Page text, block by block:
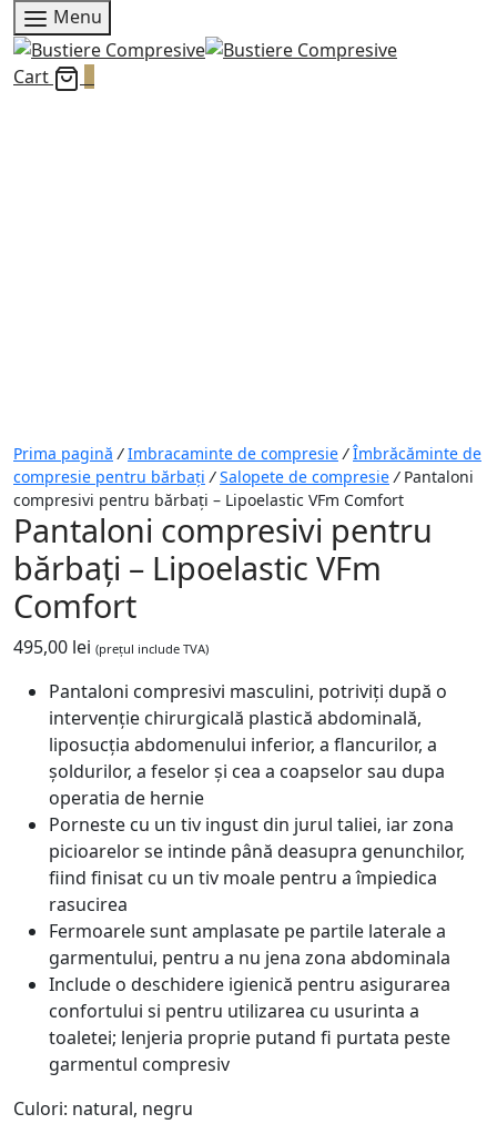
Menu
Cart
Prima pagină / Imbracaminte de compresie / Îmbrăcăminte de
compresie pentru bărbați / Salopete de compresie /Pantaloni
compresivi pentru bărbați – Lipoelastic VFm Comfort
Pantaloni compresivi pentru
bărbați – Lipoelastic VFm
Comfort
495,00 lei (prețul include TVA)
Pantaloni compresivi masculini, potriviți după o
intervenție chirurgicală plastică abdominală,
liposucția abdomenului inferior, a flancurilor, a
șoldurilor, a feselor și cea a coapselor sau dupa
operatia de hernie
Porneste cu un tiv ingust din jurul taliei, iar zona
picioarelor se intinde până deasupra genunchilor,
fiind finisat cu un tiv moale pentru a împiedica
rasucirea
Fermoarele sunt amplasate pe partile laterale a
garmentului, pentru a nu jena zona abdominala
Include o deschidere igienică pentru asigurarea
confortului si pentru utilizarea cu usurinta a
toaletei; lenjeria proprie putand fi purtata peste
garmentul compresiv
Culori: natural, negru